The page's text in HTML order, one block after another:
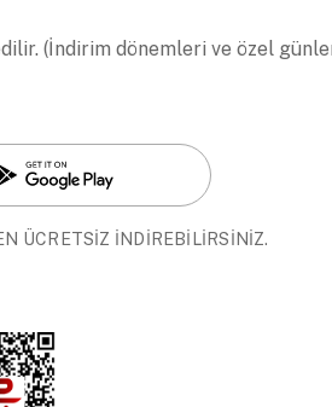
(İndirim dönemleri ve özel
ÜCRETSİZ İNDİREBİLİRSİNİZ.